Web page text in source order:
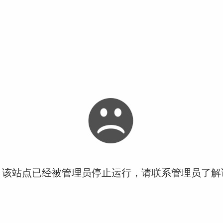
站点已经被管理员停止运行，请联系管理员了